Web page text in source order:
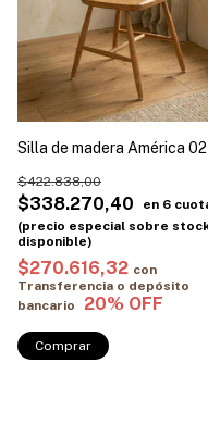
Silla de madera América 02
$338.270,40
$422.838,00
$270.616,32 con
Transferencia o depósito
bancario
Comprar